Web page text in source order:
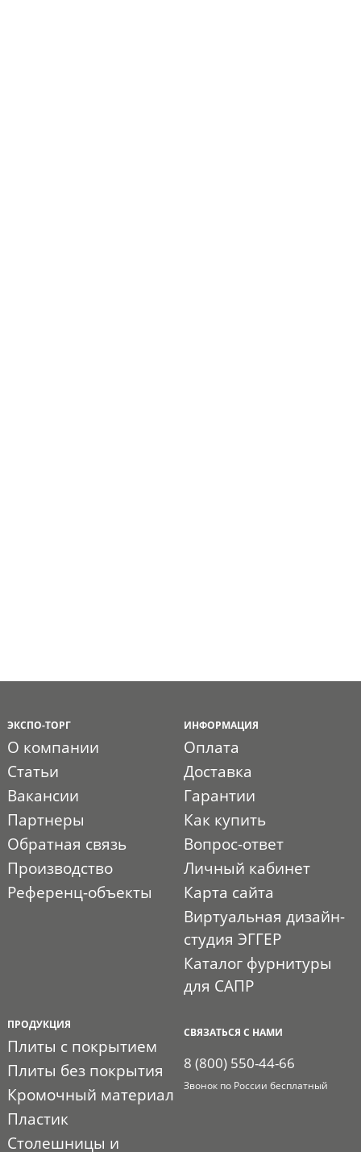
ЭКСПО-ТОРГ
О компании
Статьи
Вакансии
Партнеры
Обратная связь
Производство
Референц-объекты
ИНФОРМАЦИЯ
Оплата
Доставка
Гарантии
Как купить
Вопрос-ответ
Личный кабинет
Карта сайта
Виртуальная дизайн-
студия ЭГГЕР
Каталог фурнитуры
для САПР
ПРОДУКЦИЯ
Плиты с покрытием
Плиты без покрытия
Кромочный материал
Пластик
Столешницы и
СВЯЗАТЬСЯ С НАМИ
8 (800) 550-44-66
Звонок по России бесплатный